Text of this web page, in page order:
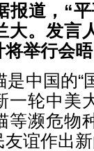
报道，“
大。发言
举行会
是中国的“
一轮中美
等濒危物
谊作出